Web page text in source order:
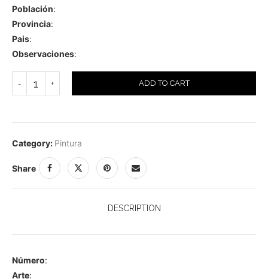
Población:
Provincia:
Pais:
Observaciones:
ADD TO CART
Category: Pintura
Share
DESCRIPTION
Número:
Arte: